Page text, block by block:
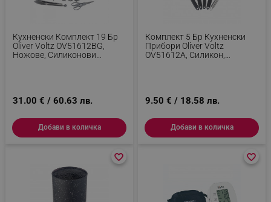
Кухненски Комплект 19 Бр
Oliver Voltz OV51612BG,
Ножове, Силиконови
31.00 € / 60.63 лв.
Добави в количка
Комплект 5 Бр Кухненски
Прибори Oliver Voltz
OV51612A, Силикон,
9.50 € / 18.58 лв.
Добави в количка
favorite_border
favorite_border favorite_border
favorite_border